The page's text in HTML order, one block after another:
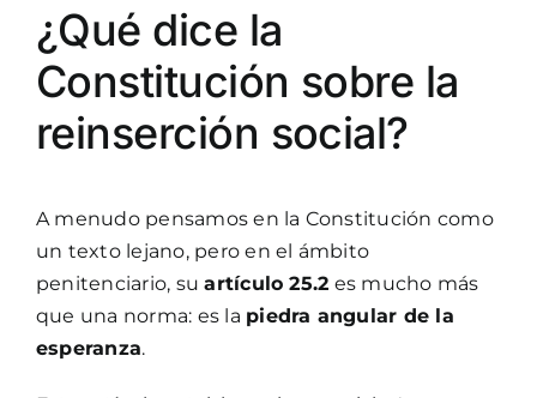
¿Qué dice la
Constitución sobre la
reinserción social?
A menudo pensamos en la Constitución como
un texto lejano, pero en el ámbito
penitenciario, suartículo 25.2 es mucho más
que una norma: es la piedra angular de la
esperanza.